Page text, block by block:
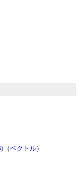
ベクトル）